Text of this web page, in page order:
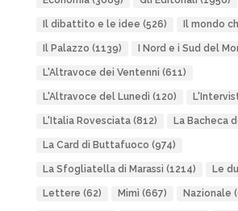
Il dibattito e le idee (526) Il mondo
Il Palazzo (1139) I Nord e i Sud del
L'Altravoce dei Ventenni (611)
L'Altravoce del Lunedì (120)
L'Italia Rovesciata(812) La Bacheca
La Card di Buttafuoco (974)
La Sfogliatella di Marassi (1214) Le
Lettere (62) Mimì (667) Nazionale